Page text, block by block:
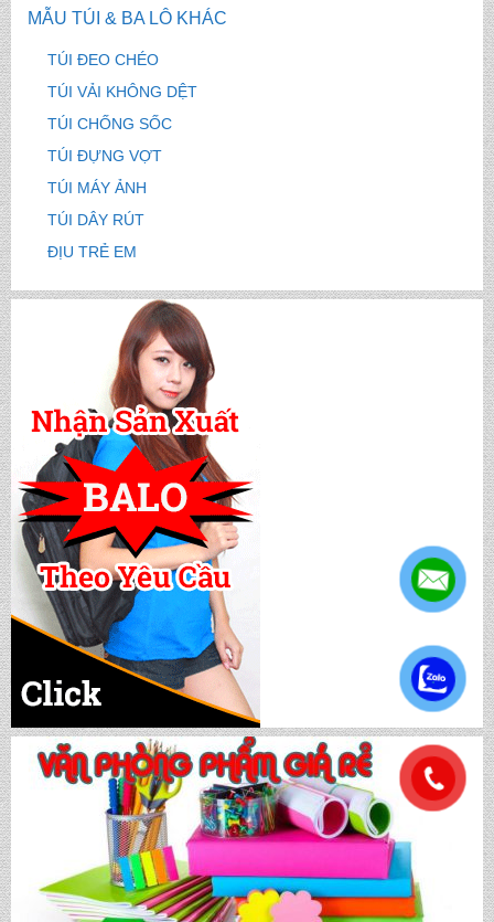
MẪU TÚI & BA LÔ KHÁC
TÚI ĐEO CHÉO
TÚI VẢI KHÔNG DỆT
TÚI CHỐNG SỐC
TÚI ĐỰNG VỢT
TÚI MÁY ẢNH
TÚI DÂY RÚT
ĐỊU TRẺ EM
CẶP HỌC SINH MS: TN 5016
CẶP HỌC SINH MS: TN 5015
CẶP HỌC SINH MS: TN 5014
CẶP HỌC SINH MS: TN 5013
CẶP HỌC SINH MS: TN 5012
CẶP HỌC SINH MS: TN 5011
.
.